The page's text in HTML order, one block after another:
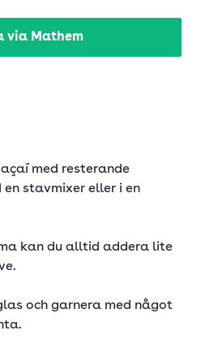
via Mathem
med resterande
en stavmixer eller i en
kan du alltid addera lite
och garnera med något